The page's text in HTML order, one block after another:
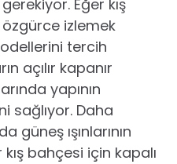
Eğer kış
izlemek
tercih
açılır kapanır
yapının
sağlıyor. Daha
güneş ışınlarının
bahçesi için kapalı